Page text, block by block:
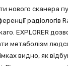
нового сканера
радіологів
EXPLORER
метаболізм
видно, як